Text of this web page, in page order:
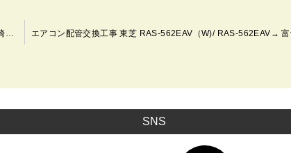
エアコンクリーニング3台（天井カセット型／ルームエアコン） 川崎市宮前区
SNS